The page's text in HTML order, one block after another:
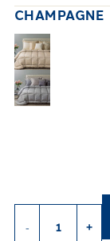
CHAMPAGNE
- +